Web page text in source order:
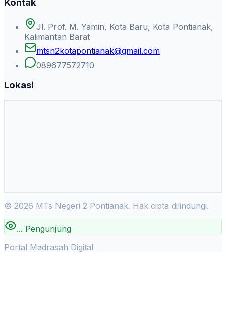
Jl. Prof. M. Yamin, Kota Baru, Kota Pontianak,
Kalimantan Barat
mtsn2kotapontianak@gmail.com
089677572710
Lokasi
© 2026 MTs Negeri 2 Pontianak. Hak cipta dilindungi.
... Pengunjung
Portal Madrasah Digital